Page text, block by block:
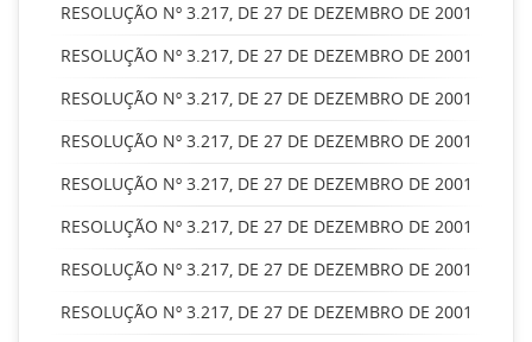
RESOLUÇÃO Nº 3.217, DE 27 DE DEZEMBRO DE 2001
RESOLUÇÃO Nº 3.217, DE 27 DE DEZEMBRO DE 2001
RESOLUÇÃO Nº 3.217, DE 27 DE DEZEMBRO DE 2001
RESOLUÇÃO Nº 3.217, DE 27 DE DEZEMBRO DE 2001
RESOLUÇÃO Nº 3.217, DE 27 DE DEZEMBRO DE 2001
RESOLUÇÃO Nº 3.217, DE 27 DE DEZEMBRO DE 2001
RESOLUÇÃO Nº 3.217, DE 27 DE DEZEMBRO DE 2001
RESOLUÇÃO Nº 3.217, DE 27 DE DEZEMBRO DE 2001